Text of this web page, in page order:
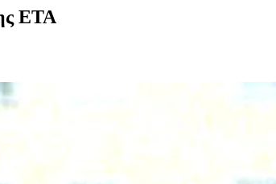
ETA